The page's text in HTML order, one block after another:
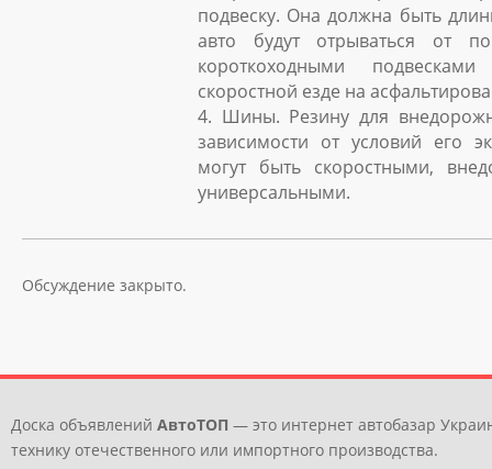
подвеску. Она должна быть
авто будут отрываться от
короткоходными
скоростной езде на
4. Шины. Резину для
зависимости от условий его
могут быть скоростными,
универсальными.
Обсуждение закрыто.
Доска объявлений АвтоТОП — это интернет автобазар
технику отечественного или импортного производства.